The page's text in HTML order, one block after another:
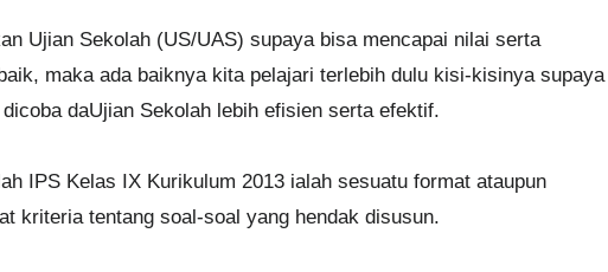
Ujian Sekolah (US/UAS) supaya bisa mencapai nilai serta
maka ada baiknya kita pelajari terlebih dulu kisi-kisinya supaya
daUjian Sekolah lebih efisien serta efektif.
IPS Kelas IX Kurikulum 2013 ialah sesuatu format ataupun
kriteria tentang soal-soal yang hendak disusun.